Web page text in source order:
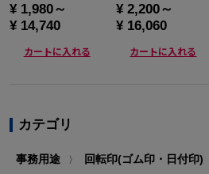
¥ 1,980～
¥ 14,740
カートに入れる
¥ 2,200～
¥ 16,060
カートに入れる
カテゴリ
事務用途 〉 回転印(ゴム印・日付印)